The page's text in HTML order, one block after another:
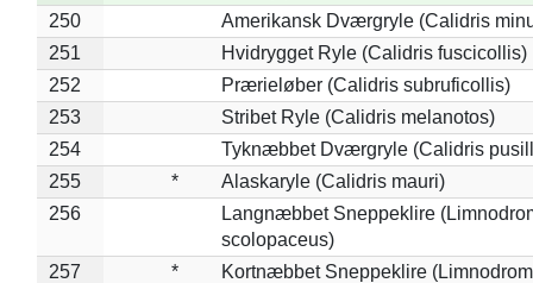
250
Amerikansk Dværgryle (Calidris
251
Hvidrygget Ryle (Calidris fuscicollis)
252
Prærieløber (Calidris subruficollis)
253
Stribet Ryle (Calidris melanotos)
254
Tyknæbbet Dværgryle (Calidris
255
*
Alaskaryle (Calidris mauri)
256
Langnæbbet Sneppeklire
scolopaceus)
257
*
Kortnæbbet Sneppeklire